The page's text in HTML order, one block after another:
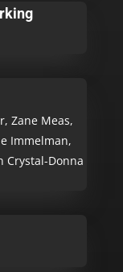
Zane Meas,
Immelman,
Crystal-Donna